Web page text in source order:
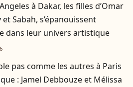
à Dakar, les filles d’Omar
et Sabah, s’épanouissent
dans leur univers artistique
pas comme les autres à Paris
: Jamel Debbouze et Mélissa